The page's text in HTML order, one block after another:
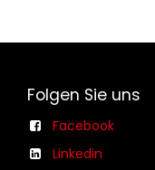
Folgen Sie uns
Facebook
Linkedin